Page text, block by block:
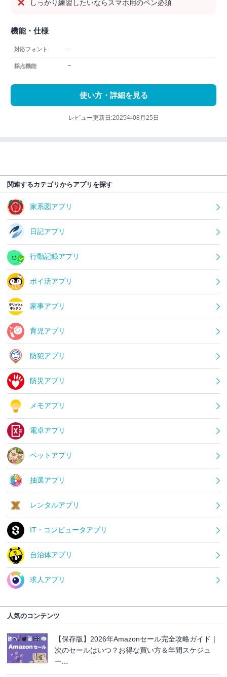
しっかり練習したいならスマホ用のペン必須
機能・仕様
対応フォント －
採点機能 －
使い方・詳細を見る
レビュー更新日:2025年08月25日
関連するカテゴリからアプリを探す
家系図アプリ
日記アプリ
行動記録アプリ
ポイ活アプリ
家事アプリ
育児アプリ
防犯アプリ
防災アプリ
メモアプリ
電卓アプリ
ペットアプリ
抽選アプリ
レンタルアプリ
IT・コンピュータアプリ
自治体アプリ
求人アプリ
人気のコンテンツ
【保存版】2026年Amazonセール完全攻略ガイド｜
次のセールはいつ？お得な買い方＆年間スケジュ
ー...